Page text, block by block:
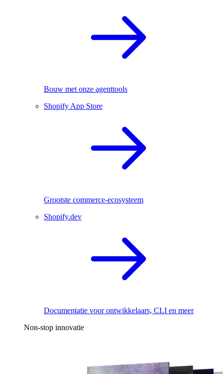
Bouw met onze agenttools
Shopify App Store
Grootste commerce-ecosysteem
Shopify.dev
Documentatie voor ontwikkelaars, CLI en meer
Non-stop innovatie